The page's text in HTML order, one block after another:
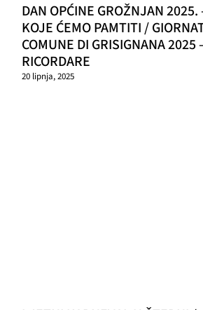
DAN OPĆINE GROŽNJAN 2025.
KOJE ĆEMO PAMTITI /
COMUNE DI GRISIGNANA 2025
RICORDARE
20 lipnja, 2025